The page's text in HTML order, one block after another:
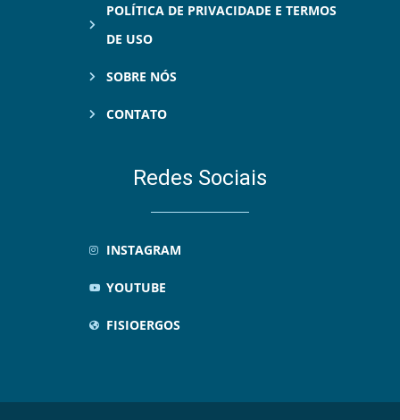
POLÍTICA DE PRIVACIDADE E TERMOS
DE USO
SOBRE NÓS
CONTATO
Redes Sociais
INSTAGRAM
YOUTUBE
FISIOERGOS